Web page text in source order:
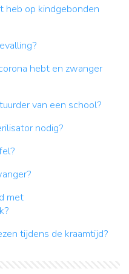
heb op kindgebonden
hebt en zwanger
van een school?
nodig?
met
tijdens de kraamtijd?